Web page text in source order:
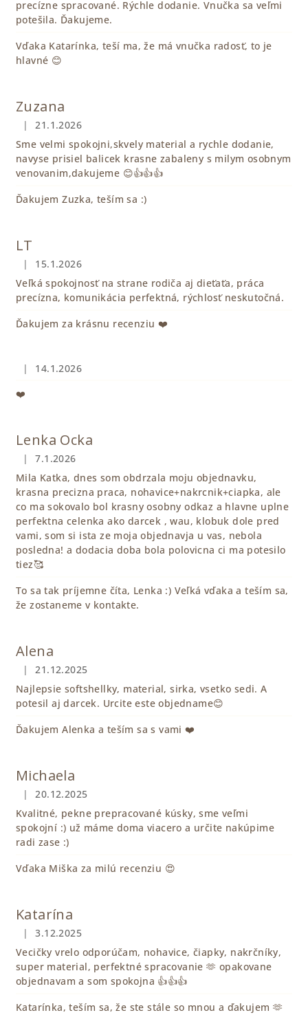
precízne spracované. Rýchle dodanie. Vnučka sa veľmi
potešila. Ďakujeme.
Vďaka Katarínka, teší ma, že má vnučka radosť, to je
hlavné 😊
Zuzana
Hodnotenie obchodu je 5 z 5 hviezdičiek.
|
21.1.2026
Sme velmi spokojni,skvely material a rychle dodanie,
navyse prisiel balicek krasne zabaleny s milym osobnym
venovanim,dakujeme 😊👍👍👍
Ďakujem Zuzka, teším sa :)
LT
Hodnotenie obchodu je 5 z 5 hviezdičiek.
|
15.1.2026
Veľká spokojnosť na strane rodiča aj dieťaťa, práca
precízna, komunikácia perfektná, rýchlosť neskutočná.
Ďakujem za krásnu recenziu ❤️
Hodnotenie obchodu je 5 z 5 hviezdičiek.
|
14.1.2026
❤️
Lenka Ocka
Hodnotenie obchodu je 5 z 5 hviezdičiek.
|
7.1.2026
Mila Katka, dnes som obdrzala moju objednavku,
krasna precizna praca, nohavice+nakrcnik+ciapka, ale
co ma sokovalo bol krasny osobny odkaz a hlavne uplne
perfektna celenka ako darcek , wau, klobuk dole pred
vami, som si ista ze moja objednavja u vas, nebola
posledna! a dodacia doba bola polovicna ci ma potesilo
tiez🥰
To sa tak príjemne číta, Lenka :) Veľká vďaka a teším sa,
že zostaneme v kontakte.
Alena
Hodnotenie obchodu je 5 z 5 hviezdičiek.
|
21.12.2025
Najlepsie softshellky, material, sirka, vsetko sedi. A
potesil aj darcek. Urcite este objedname😊
Ďakujem Alenka a teším sa s vami ❤️
Michaela
Hodnotenie obchodu je 5 z 5 hviezdičiek.
|
20.12.2025
Kvalitné, pekne prepracované kúsky, sme veľmi
spokojní :) už máme doma viacero a určite nakúpime
radi zase :)
Vďaka Miška za milú recenziu 😍
Katarína
Hodnotenie obchodu je 5 z 5 hviezdičiek.
|
3.12.2025
Vecičky vrelo odporúčam, nohavice, čiapky, nakrčníky,
super material, perfektné spracovanie 🫶 opakovane
objednavam a som spokojna 👍👍👍
Katarínka, teším sa, že ste stále so mnou a ďakujem 🫶